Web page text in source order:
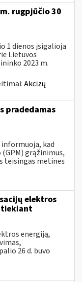
rugpjūčio 30
1 dienos įsigalioja
Lietuvos
2023 m.
Akcizų
pradedamas
kad
grąžinimus,
teisingas metines
elektros
tiekiant
energiją,
26 d. buvo